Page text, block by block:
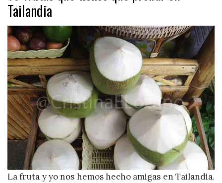
Tailandia
La fruta y yo nos hemos hecho amigas en Tailandia.